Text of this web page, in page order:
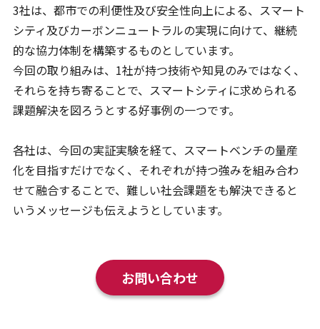
3社は、都市での利便性及び安全性向上による、スマート
シティ及びカーボンニュートラルの実現に向けて、継続
的な協力体制を構築するものとしています。
今回の取り組みは、1社が持つ技術や知見のみではなく、
それらを持ち寄ることで、スマートシティに求められる
課題解決を図ろうとする好事例の一つです。
各社は、今回の実証実験を経て、スマートベンチの量産
化を目指すだけでなく、それぞれが持つ強みを組み合わ
せて融合することで、難しい社会課題をも解決できると
いうメッセージも伝えようとしています。
お問い合わせ